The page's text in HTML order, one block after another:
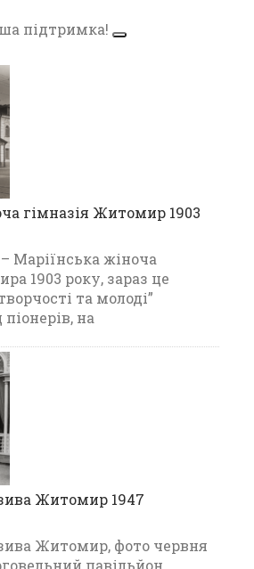
підтримка!
гімназія Житомир 1903
Маріїнська жіноча
1903 року, зараз це
та молоді”
на
Житомир 1947
Житомир, фото червня
павільйон